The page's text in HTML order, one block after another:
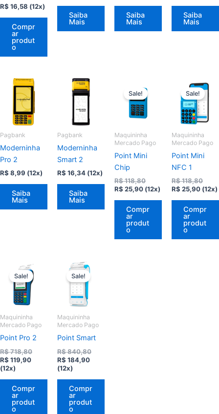
R$ 16,58 (12x)
Compr
ar
produt
o
Saiba
Mais
Saiba
Mais
Saiba
Mais
Pagbank
Moderninha
Pro 2
R$ 8,99 (12x)
Saiba
Mais
Pagbank
Moderninha
Smart 2
R$ 16,34 (12x)
Saiba
Mais
Sale!
Maquininha
Mercado Pago
Point Mini
Chip
R$118,80O
preço
R$ 118,80.
R$ 25,90O
é:
R$ 25,90.
(12x)
Compr
ar
produt
o
Sale!
Maquininha
Mercado Pago
Point Mini
NFC 1
R$118,80O
R$
R$ 25,90O
é:
R$
(12x)
Compr
ar
produt
o
Sale!
Maquininha
Mercado Pago
Point Pro 2
R$718,80O
R$ 119,90O
R$ 119,90.
(12x)
Compr
ar
produt
o
Sale!
Maquininha
Mercado Pago
Point Smart
R$840,80O
R$ 184,90O
R$ 184,90.
(12x)
Compr
ar
produt
o